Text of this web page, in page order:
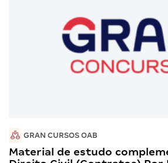
GRAN CURSOS OAB
Material de estudo